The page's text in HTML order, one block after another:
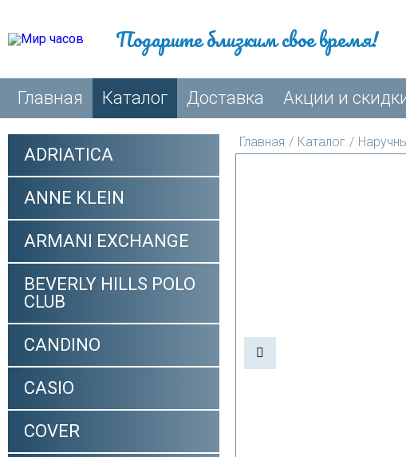
Подарите близким свое время!
Главная Каталог Доставка Акции и
ADRIATICA
ANNE KLEIN
ARMANI EXCHANGE
BEVERLY HILLS POLO
CLUB
CANDINO
CASIO
COVER
Главная / Каталог /